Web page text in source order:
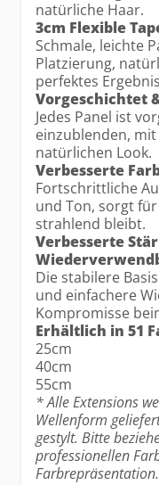
natürliche Haar.
3cm Flexible
Schmale, leichte
Platzierung,
perfektes
Vorgeschichtet
Jedes Panel ist
einzublenden,
natürlichen Look.
Verbesserte
Fortschrittliche
und Ton, sorgt
strahlend bleibt.
Verbesserte
Die stabilere
und einfachere
Kompromisse
Erhältlich in 51
25cm
40cm
55cm
* Alle Extensions
Wellenform
gestylt. Bitte
professionellen
Farbrepräsentation.